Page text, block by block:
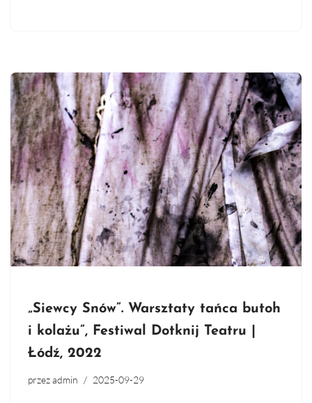
„Siewcy Snów”. Warsztaty tańca butoh
i kolażu”, Festiwal Dotknij Teatru |
Łódź, 2022
przezadmin 2025-09-29